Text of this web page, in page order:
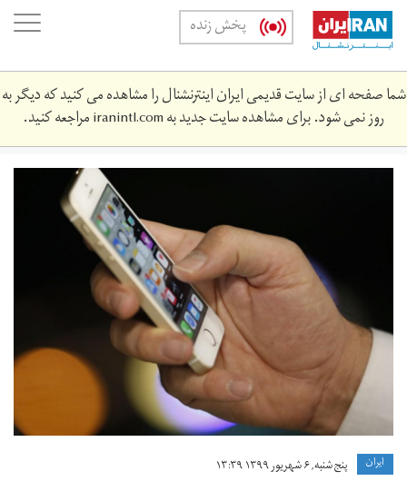
Skip
main
content
پخش زنده
شما صفحه ای از سایت قدیمی ایران اینترنشنال را مشاهده می کنید که دیگر به
روز نمی شود. برای مشاهده سایت جدید بهiranintl.comمراجعه کنید.
yntrnt_2.jpg
ايران پنج شنبه, ۶ شهریور ۱۳۹۹ ۱۳:۳۹